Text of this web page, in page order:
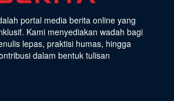
portal media berita online yang
Kami menyediakan wadah bagi
lepas, praktisi humas, hingga
dalam bentuk tulisan